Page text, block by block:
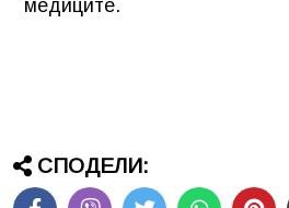
медиците.
СПОДЕЛИ: